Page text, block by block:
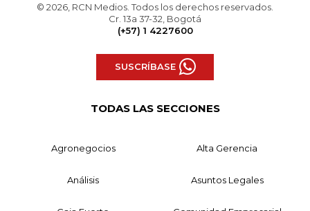
© 2026, RCN Medios. Todos los derechos reservados.
Cr. 13a 37-32, Bogotá
(+57) 1 4227600
SUSCRÍBASE
TODAS LAS SECCIONES
Agronegocios Alta Gerencia
Análisis Asuntos Legales